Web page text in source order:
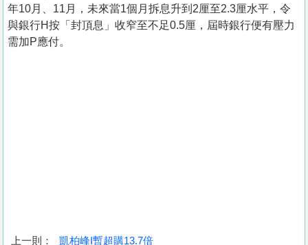
年10月、11月，未來當1個月拆息升到2厘至2.3厘水平，令
與銀行H按「封頂息」收窄至不足0.5厘，屆時銀行便有壓力
需加P應付。
上一則： 凱柏峰I暫超購13.7倍